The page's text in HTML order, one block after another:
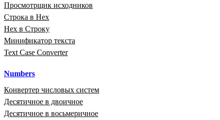
Просмотрщик исходников
Строка в Hex
Hex в Строку
Минификатор текста
Text Case Converter
Numbers
Конвертер числовых систем
Десятичное в двоичное
Десятичное в восьмеричное